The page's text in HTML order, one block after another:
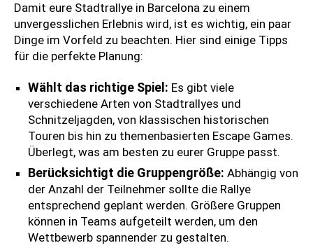
Damit eure Stadtrallye in Barcelona zu einem
unvergesslichen Erlebnis wird, ist es wichtig, ein paar
Dinge im Vorfeld zu beachten. Hier sind einige Tipps
für die perfekte Planung:
Wählt das richtige Spiel: Es gibt viele
verschiedene Arten von Stadtrallyes und
Schnitzeljagden, von klassischen historischen
Touren bis hin zu themenbasierten Escape Games.
Überlegt, was am besten zu eurer Gruppe passt.
Berücksichtigt die Gruppengröße: Abhängig von
der Anzahl der Teilnehmer sollte die Rallye
entsprechend geplant werden. Größere Gruppen
können in Teams aufgeteilt werden, um den
Wettbewerb spannender zu gestalten.